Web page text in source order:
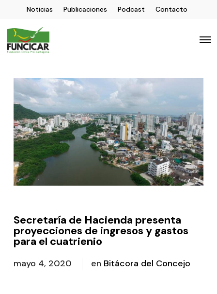
Noticias Publicaciones Podcast Contacto
Secretaría de Hacienda presenta
proyecciones de ingresos y gastos
para el cuatrienio
mayo 4, 2020 en Bitácora del Concejo